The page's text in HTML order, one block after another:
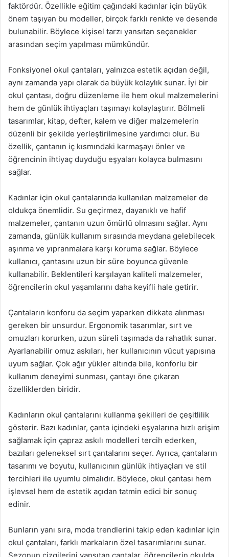
faktördür. Özellikle eğitim çağındaki kadınlar için büyük
önem taşıyan bu modeller, birçok farklı renkte ve desende
bulunabilir. Böylece kişisel tarzı yansıtan seçenekler
arasından seçim yapılması mümkündür.
Fonksiyonel okul çantaları, yalnızca estetik açıdan değil,
aynı zamanda yapı olarak da büyük kolaylık sunar. İyi bir
okul çantası, doğru düzenleme ile hem okul malzemelerini
hem de günlük ihtiyaçları taşımayı kolaylaştırır. Bölmeli
tasarımlar, kitap, defter, kalem ve diğer malzemelerin
düzenli bir şekilde yerleştirilmesine yardımcı olur. Bu
özellik, çantanın iç kısmındaki karmaşayı önler ve
öğrencinin ihtiyaç duyduğu eşyaları kolayca bulmasını
sağlar.
Kadınlar için okul çantalarında kullanılan malzemeler de
oldukça önemlidir. Su geçirmez, dayanıklı ve hafif
malzemeler, çantanın uzun ömürlü olmasını sağlar. Aynı
zamanda, günlük kullanım sırasında meydana gelebilecek
aşınma ve yıpranmalara karşı koruma sağlar. Böylece
kullanıcı, çantasını uzun bir süre boyunca güvenle
kullanabilir. Beklentileri karşılayan kaliteli malzemeler,
öğrencilerin okul yaşamlarını daha keyifli hale getirir.
Çantaların konforu da seçim yaparken dikkate alınması
gereken bir unsurdur. Ergonomik tasarımlar, sırt ve
omuzları korurken, uzun süreli taşımada da rahatlık sunar.
Ayarlanabilir omuz askıları, her kullanıcının vücut yapısına
uyum sağlar. Çok ağır yükler altında bile, konforlu bir
kullanım deneyimi sunması, çantayı öne çıkaran
özelliklerden biridir.
Kadınların okul çantalarını kullanma şekilleri de çeşitlilik
gösterir. Bazı kadınlar, çanta içindeki eşyalarına hızlı erişim
sağlamak için çapraz askılı modelleri tercih ederken,
bazıları geleneksel sırt çantalarını seçer. Ayrıca, çantaların
tasarımı ve boyutu, kullanıcının günlük ihtiyaçları ve stil
tercihleri ile uyumlu olmalıdır. Böylece, okul çantası hem
işlevsel hem de estetik açıdan tatmin edici bir sonuç
edinir.
Bunların yanı sıra, moda trendlerini takip eden kadınlar için
okul çantaları, farklı markaların özel tasarımlarını sunar.